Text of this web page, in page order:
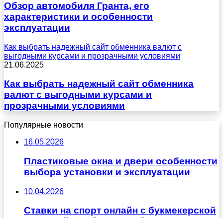
Обзор автомобиля Гранта, его
характеристики и особенности
эксплуатации
Как выбрать надежный сайт обменника валют с
выгодными курсами и прозрачными условиями
21.06.2025
Как выбрать надежный сайт обменника
валют с выгодными курсами и
прозрачными условиями
Популярные новости
16.05.2026
Пластиковые окна и двери особенности
выбора установки и эксплуатации
10.04.2026
Ставки на спорт онлайн с букмекерской